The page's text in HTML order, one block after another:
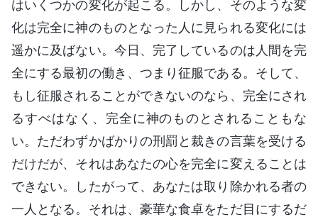
はいくつかの変化が起こる。しかし、そのような変
化は完全に神のものとなった人に見られる変化には
遥かに及ばない。今日、完了しているのは人間を完
全にする最初の働き、つまり征服である。そして、
もし征服されることができないのなら、完全にされ
るすべはなく、完全に神のものとされることもな
い。ただわずかばかりの刑罰と裁きの言葉を受ける
だけだが、それはあなたの心を完全に変えることは
できない。したがって、あなたは取り除かれる者の
一人となる。それは、豪華な食卓をただ目にするだ